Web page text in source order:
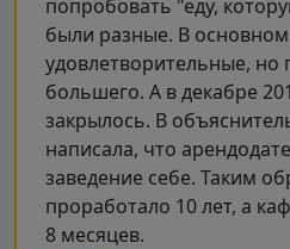
попробовать "еду,
были разные. В основном
удовлетворительные, но
большего. А в декабре
закрылось. В
написала, что
заведение себе. Таким
проработало 10 лет, а
8 месяцев.